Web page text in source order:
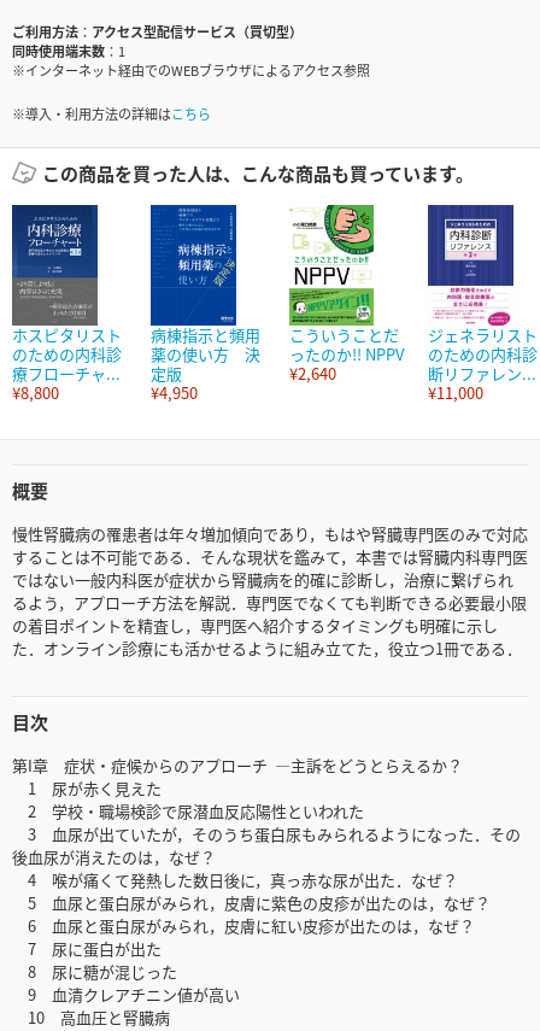
ご利用方法
アクセス型配信サービス（買切型）
同時使用端末数
1
※インターネット経由でのWEBブラウザによるアクセス参照
※導入・利用方法の詳細はこちら
この商品を買った人は、こんな商品も買っています。
ホスピタリスト
のための内科診
療フローチャ...
¥8,800
病棟指示と頻用
薬の使い方 決
定版
¥4,950
こういうことだ
ったのか!! NPPV
¥2,640
ジェネラリスト
のための内科診
断リファレン...
¥11,000
概要
慢性腎臓病の罹患者は年々増加傾向であり，もはや腎臓専門医のみで対応
することは不可能である．そんな現状を鑑みて，本書では腎臓内科専門医
ではない一般内科医が症状から腎臓病を的確に診断し，治療に繋げられ
るよう，アプローチ方法を解説．専門医でなくても判断できる必要最小限
の着目ポイントを精査し，専門医へ紹介するタイミングも明確に示し
た．オンライン診療にも活かせるように組み立てた，役立つ1冊である．
目次
第I章 症状・症候からのアプローチ ―主訴をどうとらえるか？
1 尿が赤く見えた
2 学校・職場検診で尿潜血反応陽性といわれた
3 血尿が出ていたが，そのうち蛋白尿もみられるようになった．その
後血尿が消えたのは，なぜ？
4 喉が痛くて発熱した数日後に，真っ赤な尿が出た．なぜ？
5 血尿と蛋白尿がみられ，皮膚に紫色の皮疹が出たのは，なぜ？
6 血尿と蛋白尿がみられ，皮膚に紅い皮疹が出たのは，なぜ？
7 尿に蛋白が出た
8 尿に糖が混じった
9 血清クレアチニン値が高い
10 高血圧と腎臓病